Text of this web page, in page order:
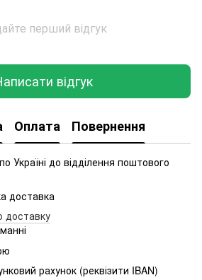
перший відгук
відгук
Оплата Повернення
Україні до відділення поштового
доставка
доставку
рахунок (реквізити IBAN)